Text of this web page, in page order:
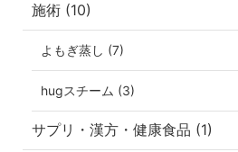
施術 (10)
よもぎ蒸し (7)
hugスチーム (3)
サプリ・漢方・健康食品 (1)